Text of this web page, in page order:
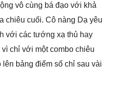
vô cùng bá đạo với khả
chiêu cuối. Cô nàng Dạ yêu
với các tướng xạ thủ hay
chỉ với một combo chiêu
bảng điểm số chỉ sau vài